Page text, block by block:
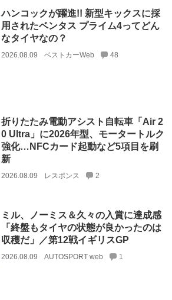
ハンコックが躍進!! 新型キックスに採
用されたベンタス プライム4ってどん
なタイヤなの？
2026.08.09 ベストカーWeb 48
折りたたみ電動アシスト自転車「Air 2
0 Ultra」に2026年型、モータートルク
強化…NFCカード起動など5項目を刷
新
2026.08.09 レスポンス 2
ミル、ノーミス＆久々の入賞に達成感
「終盤もタイヤの状態が良かったのは
収穫だ」／第12戦イギリスGP
2026.08.09 AUTOSPORT web 1